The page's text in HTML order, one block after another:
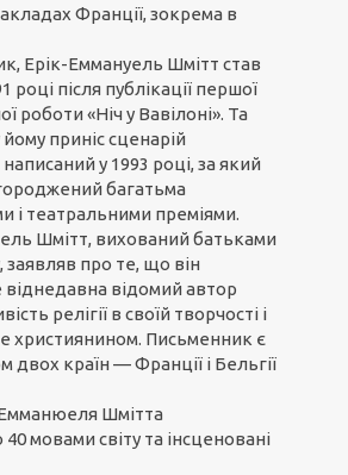
Франції, зокрема в
Ерік-Еммануель Шмітт став
році після публікації першої
роботи «Ніч у Вавілоні». Та
йому приніс сценарій
написаний у 1993 році, за який
багатьма
і театральними преміями.
Шмітт, вихований батьками
заявляв про те, що він
віднедавна відомий автор
релігії в своїй творчості і
християнином. Письменник є
двох країн — Франції і Бельгії
Шмітта
мовами світу та інсценовані